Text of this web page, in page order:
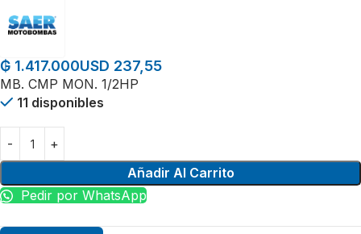
₲ 1.417.000USD 237,55
MB. CMP MON. 1/2HP
11 disponibles
Añadir Al Carrito
Pedir por WhatsApp